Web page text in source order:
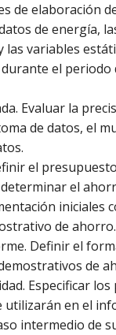
de elaboración
de energía,
las variables
el
Evaluar la
de datos, el
el
el
iniciales
de ahorro.
Definir el
de
Especificar
utilizarán en el
intermedio de